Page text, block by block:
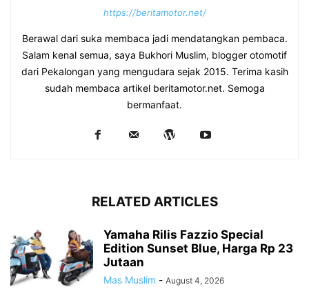
https://beritamotor.net/
Berawal dari suka membaca jadi mendatangkan pembaca.
Salam kenal semua, saya Bukhori Muslim, blogger otomotif
dari Pekalongan yang mengudara sejak 2015. Terima kasih
sudah membaca artikel beritamotor.net. Semoga
bermanfaat.
RELATED ARTICLES
Yamaha Rilis Fazzio Special
Edition Sunset Blue, Harga Rp 23
Jutaan
Mas Muslim - August 4, 2026